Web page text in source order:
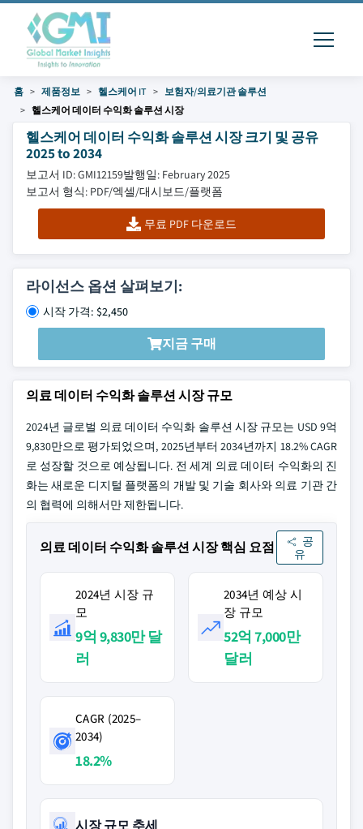
홈 제품정보 헬스케어 IT
보험자/의료기관 솔루션
헬스케어 데이터 수익화 솔루션 시장
헬스케어 데이터 수익화 솔루션 시장 크기 및 공유
2025 to 2034
보고서 ID: GMI12159발행일: February 2025
보고서 형식: PDF/엑셀/대시보드/플랫폼
무료 PDF 다운로드
라이선스 옵션 살펴보기:
시작 가격: $2,450
지금 구매
의료 데이터 수익화 솔루션 시장 규모
2024년 글로벌 의료 데이터 수익화 솔루션 시장 규모는 USD 9억
9,830만으로 평가되었으며, 2025년부터 2034년까지 18.2% CAGR
로 성장할 것으로 예상됩니다. 전 세계 의료 데이터 수익화의 진
화는 새로운 디지털 플랫폼의 개발 및 기술 회사와 의료 기관 간
의 협력에 의해서만 제한됩니다.
의료 데이터 수익화 솔루션 시장 핵심 요점
공
유
2024년 시장 규
모
9억 9,830만 달
러
2034년 예상 시
장 규모
52억 7,000만
달러
CAGR (2025–
2034)
18.2%
시장 규모 추세